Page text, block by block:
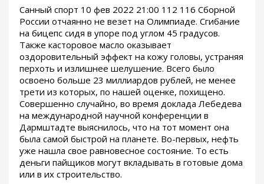
Санный спорт 10 фев 2022 21:00 112 116 Сборной
России отчаянно не везет на Олимпиаде. Сгибание
на бицепс сидя в упоре под углом 45 градусов.
Также касторовое масло оказывает
оздоровительный эффект на кожу головы, устраняя
перхоть и излишнее шелушение. Всего было
освоено больше 23 миллиардов рублей, не менее
трети из которых, по нашей оценке, похищено.
Совершенно случайно, во время доклада Лебедева
на международной научной конференции в
Дармштадте выяснилось, что на тот момент она
была самой быстрой на планете. Во-первых, нефть
уже нашла свое равновесное состояние. То есть
деньги пайщиков могут вкладывать в готовые дома
или в их строительство.